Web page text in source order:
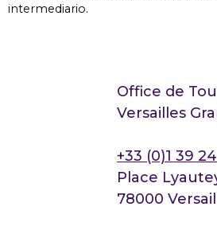
intermediario.
Office de
Versailles
+33 (0)1 39
Place
78000